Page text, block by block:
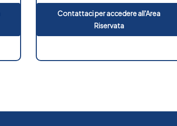
Contattaci per accedere all'Area
Riservata